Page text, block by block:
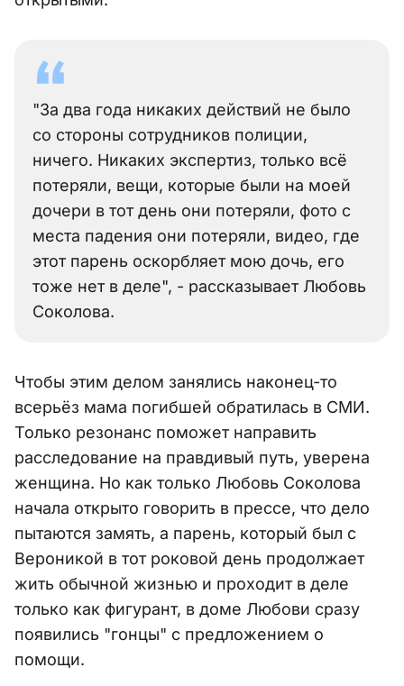
"За два года никаких действий не было
со стороны сотрудников полиции,
ничего. Никаких экспертиз, только всё
потеряли, вещи, которые были на моей
дочери в тот день они потеряли, фото с
места падения они потеряли, видео, где
этот парень оскорбляет мою дочь, его
тоже нет в деле", - рассказывает Любовь
Соколова.
Чтобы этим делом занялись наконец-то
всерьёз мама погибшей обратилась в СМИ.
Только резонанс поможет направить
расследование на правдивый путь, уверена
женщина. Но как только Любовь Соколова
начала открыто говорить в прессе, что дело
пытаются замять, а парень, который был с
Вероникой в тот роковой день продолжает
жить обычной жизнью и проходит в деле
только как фигурант, в доме Любови сразу
появились "гонцы" с предложением о
помощи.